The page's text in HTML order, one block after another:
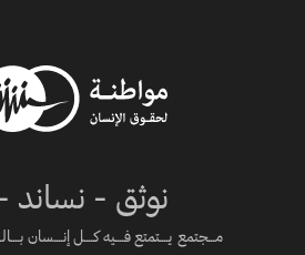
نوثق - نساند -
مـــجتمع يــــتمتع فــــيه كــــل إنــــسان